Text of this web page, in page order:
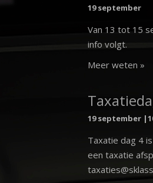
19 september
Van 13 tot 15
info volgt.
Meer weten »
19 september
Taxatie dag 4
een taxatie